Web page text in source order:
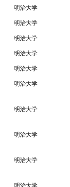
明治大学
明治大学
明治大学
明治大学
明治大学
明治大学
明治大学
明治大学
明治大学
明治大学